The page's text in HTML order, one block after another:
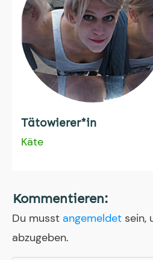
Tätowierer*in
Käte
Kommentieren:
Du musst angemeldet sein,
abzugeben.